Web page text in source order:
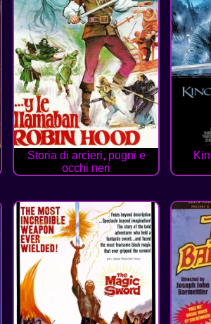
Storia di arcieri, pugni e
occhi neri